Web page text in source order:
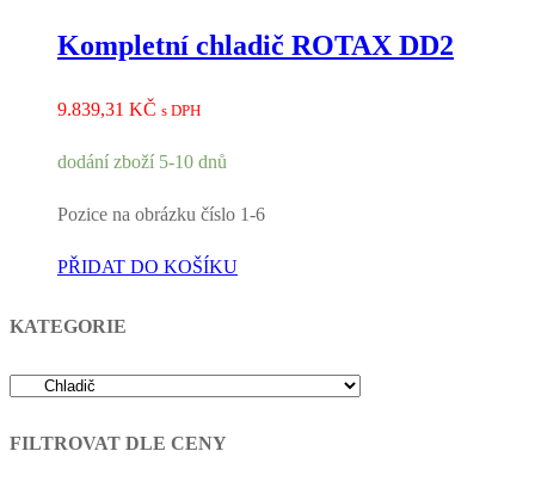
Kompletní chladič ROTAX DD2
9.839,31 KČ s DPH
dodání zboží 5-10 dnů
Pozice na obrázku číslo 1-6
PŘIDAT DO KOŠÍKU
KATEGORIE
FILTROVAT DLE CENY